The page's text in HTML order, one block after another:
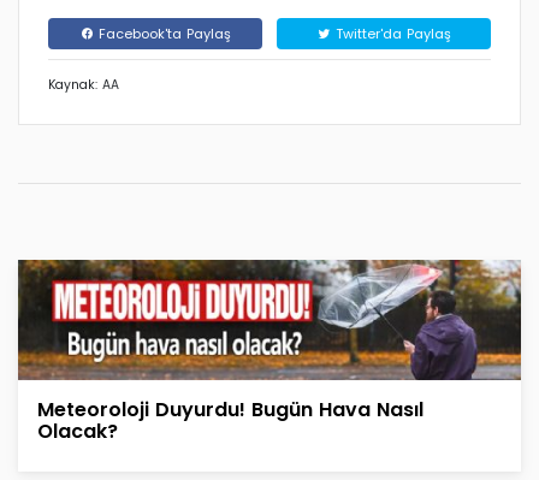
Facebook'ta Paylaş Twitter'da Paylaş
Kaynak: AA
Meteoroloji Duyurdu! Bugün Hava Nasıl
Olacak?